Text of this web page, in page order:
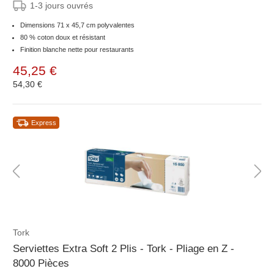
1-3 jours ouvrés
Dimensions 71 x 45,7 cm polyvalentes
80 % coton doux et résistant
Finition blanche nette pour restaurants
45,25 €
54,30 €
Express
Tork
Serviettes Extra Soft 2 Plis - Tork - Pliage en Z -
8000 Pièces